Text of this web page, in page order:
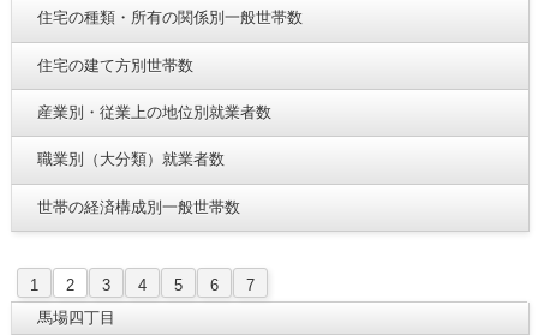
住宅の種類・所有の関係別一般世帯数
住宅の建て方別世帯数
産業別・従業上の地位別就業者数
職業別（大分類）就業者数
世帯の経済構成別一般世帯数
1 2 3 4 5 6
7
馬場四丁目